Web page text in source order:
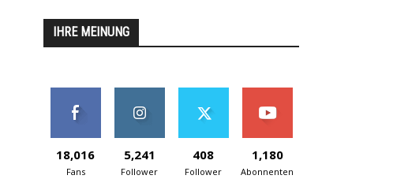
IHRE MEINUNG
18,016
Fans
5,241
Follower
408
Follower
1,180
Abonnenten